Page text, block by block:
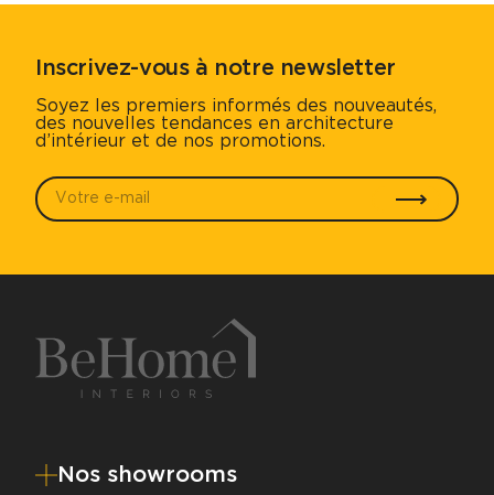
Inscrivez-vous à notre newsletter
Soyez les premiers informés des nouveautés,
des nouvelles tendances en architecture
d’intérieur et de nos promotions.
Votre e-mail
Envoyer
Nos showrooms